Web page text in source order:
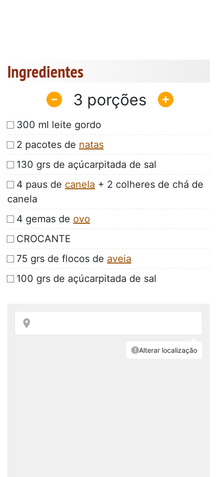
Ingredientes
3
300 ml leite gordo
2 pacotes de natas
130 grs de açúcarpitada de sal
4 paus de canela + 2 colheres de chá de
canela
4 gemas de ovo
CROCANTE
75 grs de flocos de aveia
100 grs de açúcarpitada de sal